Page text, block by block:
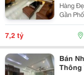
Hàng
Gần Phố, Dân Trí
Kim Mã
7,2 tỷ
Bán
Thông